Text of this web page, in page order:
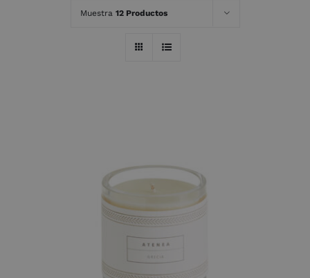
Español
Muestra 12 Productos